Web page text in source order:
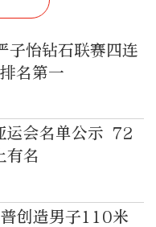
怡钻石联赛四连
名第一
运会名单公示 72
有名
创造男子110米